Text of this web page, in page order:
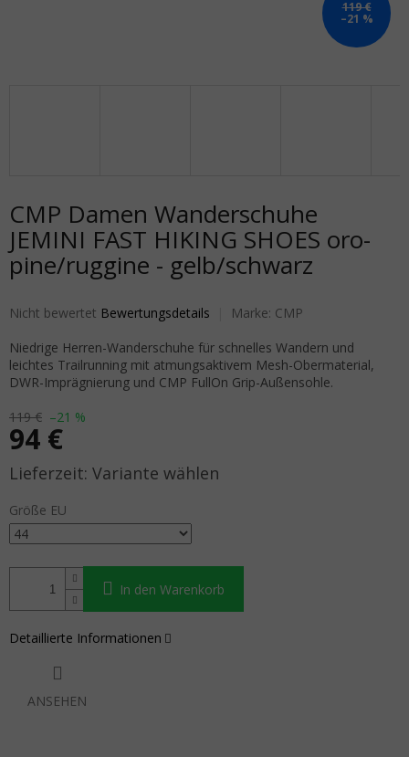
119 €
–21 %
CMP Damen Wanderschuhe
JEMINI FAST HIKING SHOES oro-
pine/ruggine - gelb/schwarz
Die durchschnittliche Produktbewertung ist 0,0 von 5 Sternen.
Nicht bewertet Bewertungsdetails Marke: CMP
119 € –21 %
94 €
Verkaufspreis: Variante wählen
Größe EU
In den Warenkorb
Niedrige Herren-Wanderschuhe für schnelles Wandern und
leichtes Trailrunning mit atmungsaktivem Mesh-Obermaterial,
DWR-Imprägnierung und CMP FullOn Grip-Außensohle.
Detaillierte Informationen
ANSEHEN